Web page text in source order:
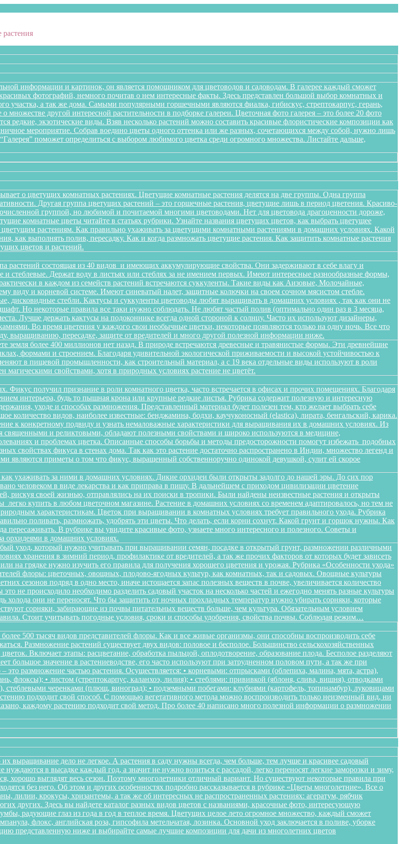
информации и картинок, он является помощником для цветоводов и садоводам. В галерее каждый сможет
фотографий, немного почитав о нем интересные факты. Здесь представлен большой выбор комнатных и
участка, а так же дома. Самыми популярными горшечными являются фиалка, гибискус, стрептокарпус, герань,
другой интересной растительности в подборке галереи. Цветочная фото галерея – это более 20 фото
редкие, экзотические виды. Взяв несколько растений можно составить красивые флористические композиции как
мероприятие. Собрав воедино цветы одного оттенка или же разных, сочетающихся между собой, нужно лишь
поможет определиться с выбором любимого цветка среди огромного множества. Листайте дальше,
о цветущих комнатных растениях. Цветущие комнатные растения делятся на две группы. Одна группа
Другая группа цветущих растений – это горшечные растения, цветущие лишь в период цветения. Красиво-
группой, но любимой и почитаемой многими цветоводами. Нет для цветовода драгоценности дороже,
комнатные цветы читайте в статьях рубрики. Узнайте названия цветущих цветов, как выбрать цветущее
цветущим растениям. Как правильно ухаживать за цветущими комнатными растениями в домашних условиях. Какой
как выполнять полив, пересадку. Как и когда размножать цветущие растения. Как защитить комнатные растения
цветов и растений.
растений состоящая из 40 видов и имеющих аккумулирующие свойства. Они задерживают в себе влагу и
и стеблевые. Держат воду в листьях или стеблях за не имением первых. Имеют интересные разнообразные формы,
в каждом из семейств растений встречаются суккуленты. Такие виды как Аизовые, Молочайные,
виду и корневой системе. Имеют синеватый налет, защитные колючки на своем сочном мясистом стебле.
дисковидные стебли. Кактусы и суккуленты цветоводы любят выращивать в домашних условиях , так как они не
Но некоторые правила все таки нужно соблюдать. Не любят частый полив (оптимально один раз в 3 месяца,
Лучше держать кактусы на подоконнике всегда одной стороной к солнцу. Часто их используют дизайнеры,
Во время цветения у каждого свои необычные цветки, некоторые появляются только на одну ночь. Все что
выращиванию, пересадке, защите от вредителей и много другой полезной информации ниже.
земля более 400 миллионов нет назад. В природе встречаются древесные и травянистые формы. Эти древнейшие
формами и строением. Благодаря удивительной экологической приживаемости и высокой устойчивостью к
в пищевой промышленности, как строительный материал, а с 19 века отдельные виды используют в роли
свойствами, хотя в природных условиях растение не цветёт.
Фикус получил признание в роли комнатного цветка, часто встречается в офисах и прочих помещениях. Благодаря
интерьера, будь то пышная крона или крупные редкие листья. Рубрика содержит полезную и интересную
уходе и способах размножения. Представленный материал будет полезен тем, кто желает выбрать себе
количество видов, наиболее известные: бенджамина, бодхи, каучуконосный (elastica), лирата, бенгальский, карика.
к конкретному подвиду и узнать немаловажные характеристики для выращивания их в домашних условиях. Из
священными и реликтовыми, обладают полезными свойствами и широко используются в медицине,
и проблемах цветка. Описанные способы борьбы и методы предосторожности помогут избежать подобных
свойствах фикуса в стенах дома. Так как это растение достаточно распространено в Индии, множество легенд и
являются приметы о том что фикус, выращенный собственноручно одинокой девушкой, сулит ей скорое
как ухаживать за ними в домашних условиях. Дикие орхидеи были открыты задолго до нашей эры. До сих пор
человеком в виде лекарства и как приправа в пищу. В дальнейшем с приходом цивилизации цветение
рискуя своей жизнью, отправлялись на их поиски в тропики. Были найдены неизвестные растения и открыты
купить в любом цветочном магазине. Растение в домашних условиях со временем адаптировалось, но тем не
характеристикам. Цветок при выращивании в комнатных условиях требует правильного ухода. Рубрика
поливать, размножать, удобрять эти цветы. Что делать, если корни сохнут. Какой грунт и горшок нужны. Как
пересаживать. В рубрике вы увидите красивые фото, узнаете много интересного и полезного. Советы и
орхидеями в домашних условиях.
уход, который нужно учитывать при выращивании семян, посадке в открытый грунт, размножении различными
хранения в зимний период, профилактике от вредителей, а так же прочих факторов от которых будет зависеть
на грядке нужно изучить его правила для получения хорошего цветения и урожая. Рубрика «Особенности ухода»
флоры: цветочных, овощных, плодово-ягодных культур, как комнатных, так и садовых. Овощные культуры
сезонов подряд в одно место, иначе истощается запас полезных веществ в почве, увеличивается количество
не происходило необходимо разделить садовый участок на несколько частей и ежегодно менять разные культуры
холода они не переносят. Что бы защитить от ночных прохладных температур нужно убирать сорняки, которые
сорняки, забирающие из почвы питательных веществ больше, чем культура. Обязательным условием
Стоит учитывать погодные условия, сроки и способы удобрения, свойства почвы. Соблюдая режим…
500 тысяч видов представителей флоры. Как и все живые организмы, они способны воспроизводить себе
Размножение растений существует двух видов: половое и бесполое. Большинство сельскохозяйственных
Включает этапы: расцветание, обработка пыльцой, оплодотворение, образование плода. Бесполое разделяют
большое значение в растениеводстве, его часто используют при затрудненном половом пути, а так же при
размножение частью растения. Осуществляется: • корневыми: отпрысками (облепиха, малина, мята, астра),
флоксы); • листом (стрептокарпус, каланхоэ, лилия); • стеблями: прививкой (яблоня, слива, вишня), отводками
стеблевыми черенками (плющ, виноград); • подземными побегами: клубнями (картофель, топинамбур), луковицами
подходит свой способ. С помощью вегетативного метода можно воспроизводить только неизменный вид, ни
каждому растению подходит свой метод. Про более 40 написано много полезной информации о размножении
выращивание дело не легкое. А растения в саду нужны всегда, чем больше, тем лучше и красивее садовый
в высадке каждый год, а значит не нужно возиться с рассадой, легко переносят легкие заморозки и зиму,
хорошо выглядят весь сезон. Поэтому многолетники отличный вариант. Но существуют некоторые правила при
без него. Об этом и других особенностях подробно рассказывается в рубрике «Цветы многолетние». Все о
лилии, крокусы, хризантемы, а так же об интересных не распространенных растениях: агератум, рябчик
других. Здесь вы найдете каталог разных видов цветов с названиями, красочные фото, интересующую
радующие глаз из года в год в теплое время. Цветущих целое лето огромное множество, каждый сможет
флокс, английская роза, гипсофила метельчатая, лозинка. Основной уход заключается в поливе, уборке
представленную ниже и выбирайте самые лучшие композиции для дачи из многолетних цветов